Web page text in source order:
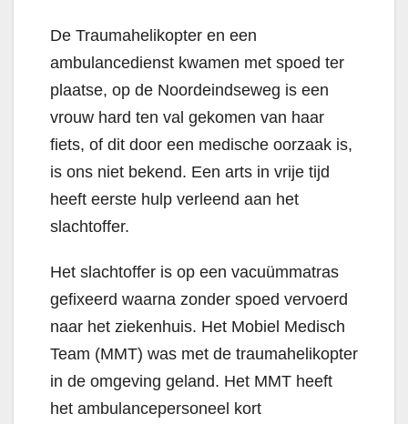
De Traumahelikopter en een
ambulancedienst kwamen met spoed ter
plaatse, op de Noordeindseweg is een
vrouw hard ten val gekomen van haar
fiets, of dit door een medische oorzaak is,
is ons niet bekend. Een arts in vrije tijd
heeft eerste hulp verleend aan het
slachtoffer.
Het slachtoffer is op een vacuümmatras
gefixeerd waarna zonder spoed vervoerd
naar het ziekenhuis. Het Mobiel Medisch
Team (MMT) was met de traumahelikopter
in de omgeving geland. Het MMT heeft
het ambulancepersoneel kort